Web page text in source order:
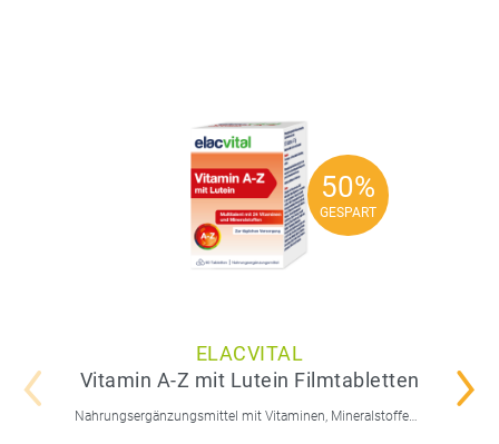
50%
GESPART
50%
GESPART
ELACVITAL
Vitamin A-Z mit Lutein Filmtabletten
Nahrungsergänzungsmittel mit Vitaminen, Mineralstoffen, Spurenelementen und Lutein.